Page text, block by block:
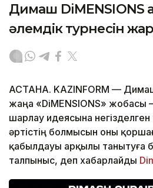
Димаш DiMENSIONS
әлемдік турнесін
АСТАНА. KAZINFORM — Димаш
жаңа «DiMENSIONS» жобасы –
шарлау идеясына
әртістің болмысын оны
қабылдауы арқылы танытуға
талпыныс, деп хабарлайды